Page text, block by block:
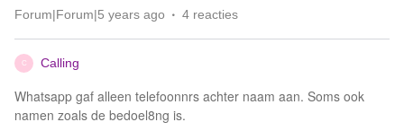
Forum|Forum|5 years ago 4 reacties
C Calling
Whatsapp gaf alleen telefoonnrs achter naam aan. Soms ook
namen zoals de bedoel8ng is.